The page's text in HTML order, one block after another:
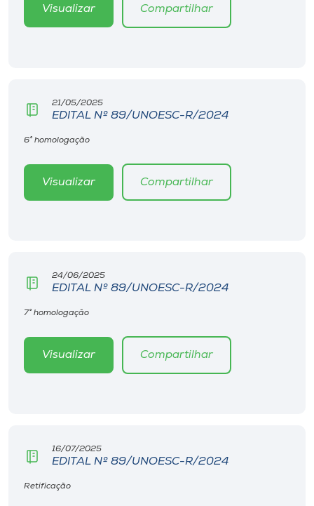
Visualizar Compartilhar
21/05/2025
EDITAL Nº 89/UNOESC-R/2024
6° homologação
Visualizar Compartilhar
24/06/2025
EDITAL Nº 89/UNOESC-R/2024
7° homologação
Visualizar Compartilhar
16/07/2025
EDITAL Nº 89/UNOESC-R/2024
Retificação